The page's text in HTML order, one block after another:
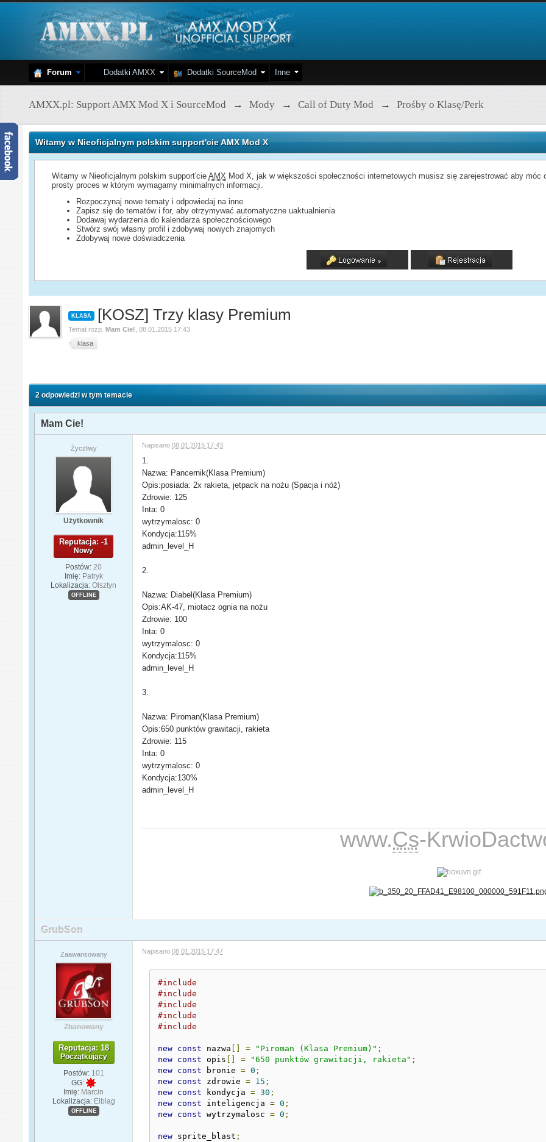
Forum Dodatki AMXX Dodatki SourceMod Inne
AMXX.pl: Support AMX Mod X i SourceMod → Mody → Call of Duty Mod → Prośby o Klasę/Perk
Witamy w Nieoficjalnym polskim support'cie AMX Mod X
Witamy w Nieoficjalnym polskim support'cieAMX Mod X, jak w większości społeczności internetowych musisz się zarejestrować aby
prosty proces w którym wymagamy minimalnych informacji.
Rozpoczynaj nowe tematy i odpowiedaj na inne
Zapisz się do tematów i for, aby otrzymywać automatyczne uaktualnienia
Dodawaj wydarzenia do kalendarza społecznościowego
Stwórz swój własny profil i zdobywaj nowych znajomych
Zdobywaj nowe doświadczenia
KLASA [KOSZ] Trzy klasy Premium
Temat rozp.Mam Cie! ,08.01.2015 17:43
klasa
2 odpowiedzi w tym temacie
Mam Cie!
Życzliwy
Użytkownik
Reputacja: -1
Nowy
Postów: 20
Imię: Patryk
Lokalizacja: Olsztyn
OFFLINE
Napisano08.01.2015 17:43
1.
Nazwa: Pancernik(Klasa Premium)
Opis:posiada: 2x rakieta, jetpack na nożu (Spacja i nóż)
Zdrowie: 125
Inta: 0
wytrzymalosc: 0
Kondycja:115%
admin_level_H
2.
Nazwa: Diabel(Klasa Premium)
Opis:AK-47, miotacz ognia na nożu
Zdrowie: 100
Inta: 0
wytrzymalosc: 0
Kondycja:115%
admin_level_H
3.
Nazwa: Piroman(Klasa Premium)
Opis:650 punktów grawitacji, rakieta
Zdrowie: 115
Inta: 0
wytrzymalosc: 0
Kondycja:130%
admin_level_H
www.Cs-
GrubSon
Zaawansowany
Zbanowany
Reputacja: 18
Początkujący
Postów: 101
GG:
Imię: Marcin
Lokalizacja: Elbląg
OFFLINE
Napisano08.01.2015 17:47
#include
#include
#include
#include
#include
new const nazwa = "Piroman (Klasa Premium)" ;
new const opis = "650 punktów grawitacji, rakieta" ;
new const bronie = 0 ;
new const zdrowie = 15 ;
new const kondycja = 30 ;
new const inteligencja = 0 ;
new const wytrzymalosc = 0 ;
new sprite_blast ;